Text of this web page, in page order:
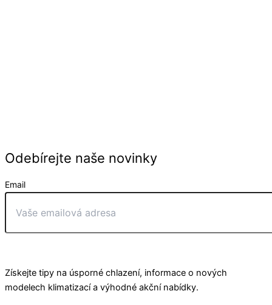
Odebírejte naše novinky
Email
Získejte tipy na úsporné chlazení, informace o nových
modelech klimatizací a výhodné akční nabídky.